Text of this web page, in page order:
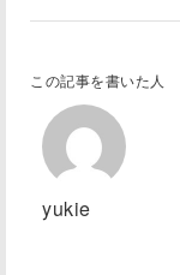
この記事を書いた人
yukie